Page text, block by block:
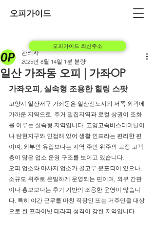
오피가이드
일산 가좌동 오피 | 가좌OP
관리자
2025년 8월 14일 1분 분량
가좌오피, 실속형 조용한 힐링 스팟
고양시 일산서구 가좌동은 일산신도시의 서쪽 외곽에
가까운 지역으로, 주거 밀집지역과 로컬 상권이 조화
를 이루는 실속형 지역입니다. 고양고속버스터미널이
나 탄현지구와 인접해 있어 생활 인프라는 편리한 편
이며, 외부인 유입보다는 지역 주민 위주의 고정 고객
층이 많은 업소 운영 구조를 보이고 있습니다.
오피 업소와 마사지 업소가 골고루 분포되어 있으나,
소규모 위주로 은밀하게 운영되는 편이며, 외부 간판
이나 홍보보다는 후기 기반의 조용한 운영이 많습니
다. 특히 야간 근무를 마친 직장인 또는 거주민을 대상
으로 한 프라이빗 테라피 성격이 강한 지역입니다.
오피가이드 최신주소